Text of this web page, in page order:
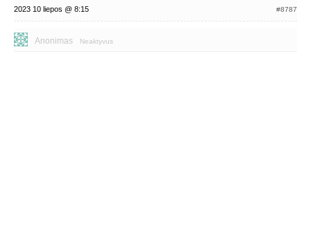
2023 10 liepos @ 8:15 #8787
Anonimas Neaktyvus